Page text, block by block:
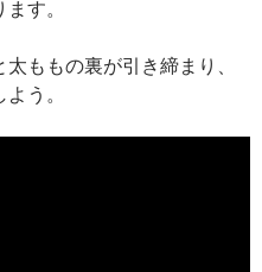
す。
ももの裏が引き締まり、
う。